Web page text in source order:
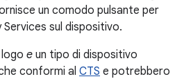
un comodo pulsante per
sul dispositivo.
e un tipo di dispositivo
conformi al CTS e potrebbero